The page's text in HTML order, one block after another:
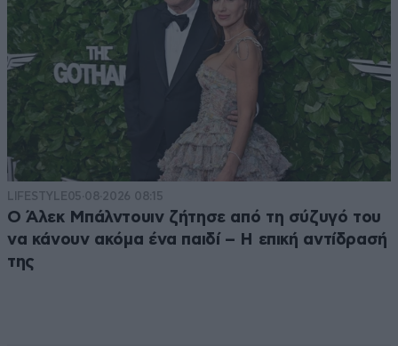
LIFESTYLE05·08·2026 08:15
Ο Άλεκ Μπάλντουιν ζήτησε από τη σύζυγό του
να κάνουν ακόμα ένα παιδί – Η επική αντίδρασή
της